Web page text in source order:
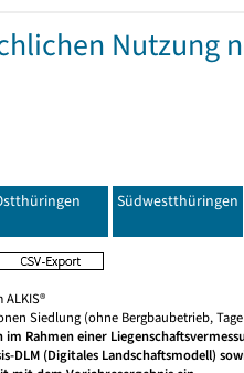
Nutzung
Südwestthüringen
Siedlung (ohne Bergbaubetrieb,
im Rahmen einer
DLM (Digitales Landschaftsmodell)